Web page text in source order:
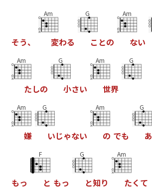
そう、
Am
変わる
G
こ との
Am
ない
Am
たしの
G
小さい
Am
世界
G
Am
嫌
G
いじゃない
Am
の でも
G
あ
もっ
F
と もっ
G
と知り
Am
たく て